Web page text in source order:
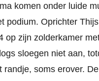
komen onder luide
podium. Oprichter
zijn zolderkamer
sloegen niet aan,
soms erover.